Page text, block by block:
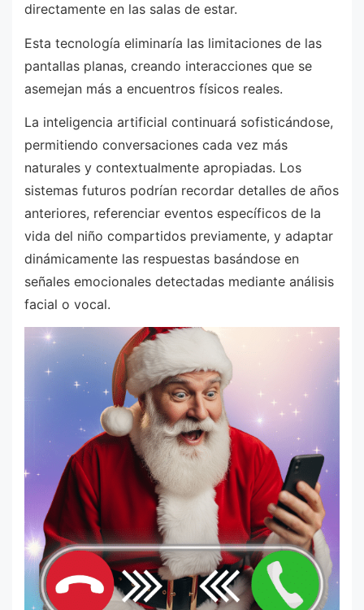
directamente en las salas de estar.
Esta tecnología eliminaría las limitaciones de las
pantallas planas, creando interacciones que se
asemejan más a encuentros físicos reales.
La inteligencia artificial continuará sofisticándose,
permitiendo conversaciones cada vez más
naturales y contextualmente apropiadas. Los
sistemas futuros podrían recordar detalles de años
anteriores, referenciar eventos específicos de la
vida del niño compartidos previamente, y adaptar
dinámicamente las respuestas basándose en
señales emocionales detectadas mediante análisis
facial o vocal.